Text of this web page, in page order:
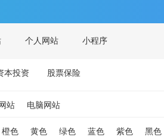
个人网站 小程序
本投资 股票保险
站 电脑网站
橙色 黄色 绿色 蓝色 紫色 黑色